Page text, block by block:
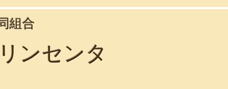
組合
ンセンタ